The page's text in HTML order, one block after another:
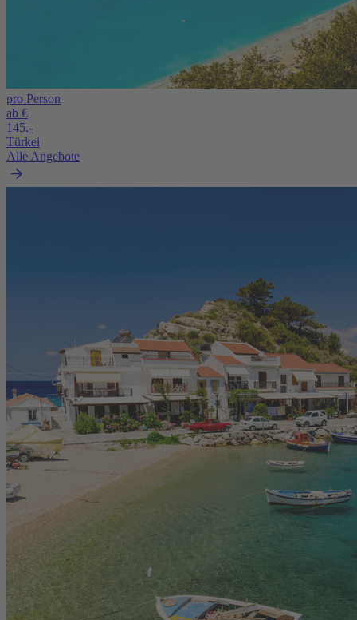
pro Person
ab €
145,-
Türkei
Alle Angebote